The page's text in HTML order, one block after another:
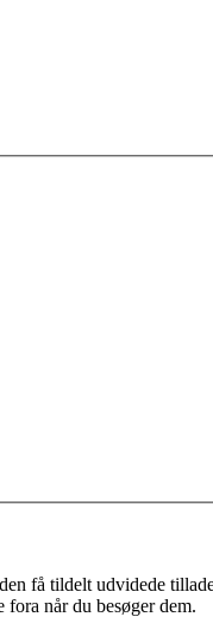
få tildelt udvidede
når du besøger dem.